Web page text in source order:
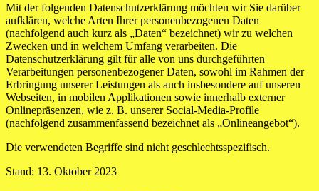
Mit der folgenden Datenschutzerklärung möchten wir Sie darüber
aufklären, welche Arten Ihrer personenbezogenen Daten
(nachfolgend auch kurz als „Daten“ bezeichnet) wir zu welchen
Zwecken und in welchem Umfang verarbeiten. Die
Datenschutzerklärung gilt für alle von uns durchgeführten
Verarbeitungen personenbezogener Daten, sowohl im Rahmen der
Erbringung unserer Leistungen als auch insbesondere auf unseren
Webseiten, in mobilen Applikationen sowie innerhalb externer
Onlinepräsenzen, wie z. B. unserer Social-Media-Profile
(nachfolgend zusammenfassend bezeichnet als „Onlineangebot“).
Die verwendeten Begriffe sind nicht geschlechtsspezifisch.
Stand: 13. Oktober 2023